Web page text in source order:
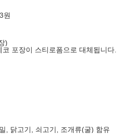
원
)
코 포장이 스티로폼으로 대체됩니다.
, 닭고기, 쇠고기, 조개류(굴) 함유